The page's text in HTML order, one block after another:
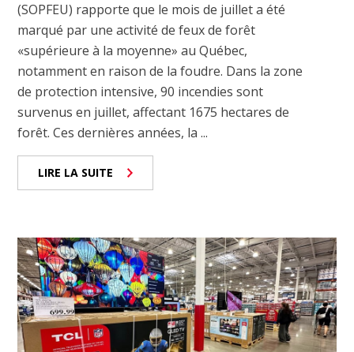
(SOPFEU) rapporte que le mois de juillet a été
marqué par une activité de feux de forêt
«supérieure à la moyenne» au Québec,
notamment en raison de la foudre. Dans la zone
de protection intensive, 90 incendies sont
survenus en juillet, affectant 1675 hectares de
forêt. Ces dernières années, la ...
LIRE LA SUITE